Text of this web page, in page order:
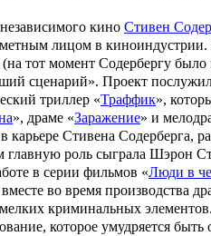
кино Стивен
лицом в киноиндустрии.
тот момент Содербергу
сценарий». Проект
триллер «Траффик»,
», драме «Заражение» и
Стивена Содерберга,
главную роль сыграла Шэрон
в серии фильмов «Люди в
во время производства
криминальных элементов.
которое умудряется